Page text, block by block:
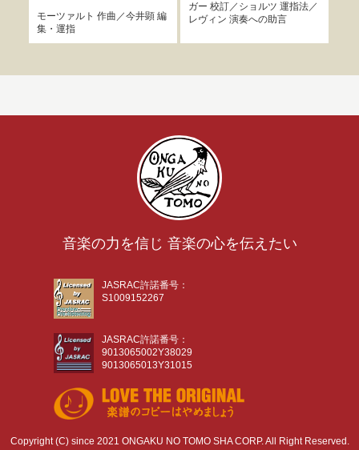
モーツァルト 作曲／今井顕編
集・運指
ガー 校訂／ ショルツ 運指法／
レヴィン 演奏への助言
音楽の力を信じ 音楽の心を伝えたい
JASRAC許諾番号：
S1009152267
JASRAC許諾番号：
9013065002Y38029
9013065013Y31015
Copyright (C) since 2021 ONGAKU NO TOMO SHA CORP. All Right Reserved.